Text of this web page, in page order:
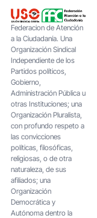
Federacion de Atención
a la Ciudadanía. Una
Organización Sindical
Independiente de los
Partidos políticos,
Gobierno,
Administración Pública u
otras Instituciones; una
Organización Pluralista,
con profundo respeto a
las convicciones
políticas, filosóficas,
religiosas, o de otra
naturaleza, de sus
afiliados; una
Organización
Democrática y
Autónoma dentro la